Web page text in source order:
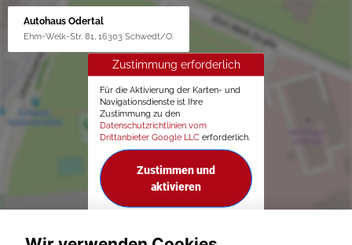
Autohaus Odertal
Ehm-Welk-Str. 81, 16303 Schwedt/O.
Zustimmung erforderlich
Für die Aktivierung der Karten- und
Navigationsdienste ist Ihre
Zustimmung zu den
Datenschutzrichtlinien vom
Drittanbieter Google LLC erforderlich.
Zustimmen und
aktivieren